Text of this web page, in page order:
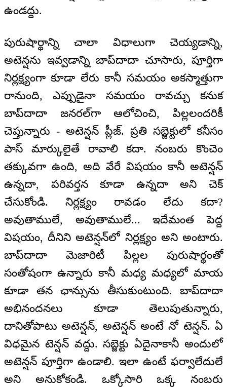
ఉండద్దు.
పురుషార్థాన్ని చాలా విధాలుగా చెయ్యడాన్ని,
అటెన్షను ఇవ్వడాన్ని బాప్‍దాదా చూసారు, పూర్తిగా
నిర్లక్ష్యంగా కూడా లేరు కానీ సమయం అకస్మాత్తుగా
రానుంది, ఎప్పుడైనా సమయం రావచ్చు కనుక
బాప్‍దాదా జనరల్‌గా ఆలోచించి, పిల్లలందరికీ
చెప్తున్నారు - అటెన్షన్ ప్లీజ్. ప్రతి సబ్జెక్టులో కనీసం
పాస్ మార్కులైతే రావాలి కదా. నంబరు కొంచెం
తక్కువగా ఉంది, అది వేరే విషయం కానీ అటెన్షన్
ఉన్నదా, పరివర్తన కూడా ఉన్నదా అని చెక్
చేసుకోండి. నిర్లక్ష్యం రావడం లేదు కదా?
అవుతాములే, అవుతాములే... ఇదేమంత పెద్ద
విషయం, దీనిని అటెన్షన్‌లో నిర్లక్ష్యం అని అంటారు.
బాప్‍దాదా మెజారిటీ పిల్లల పురుషార్థంతో
సంతోషంగా ఉన్నారు కానీ మధ్య మధ్యలో మాయ
కూడా తన ఛాన్సును తీసుకుంటుంది. బాప్‍దాదా
అభినందనలు కూడా తెలుపుతున్నారు,
దానితోపాటు అటెన్షన్, అటెన్షన్ అంటే నో టెన్షన్. ఏ
విధమైన టెన్షన్ వద్దు. సబ్జెక్టు ఏదైనాకానీ అందులో
అటెన్షన్ పూర్తిగా ఉండాలి. ఇలా ఉంటే ఫర్వాలేదులే
అని అనుకోకండి. ఒక్కోసారి ఒక్క నంబరు